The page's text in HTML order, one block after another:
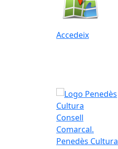
Accedeix
Consell
Comarcal.
Penedès Cultura